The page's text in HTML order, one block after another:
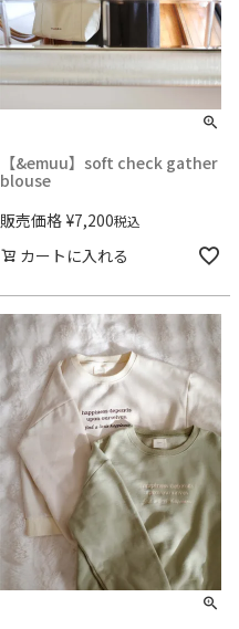
【&emuu】soft check gather
blouse
販売価格 ¥7,200税込
カートに入れる